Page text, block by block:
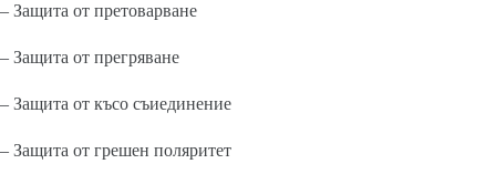
– Защита от претоварване
– Защита от прегряване
– Защита от късо съиединение
– Защита от грешен поляритет